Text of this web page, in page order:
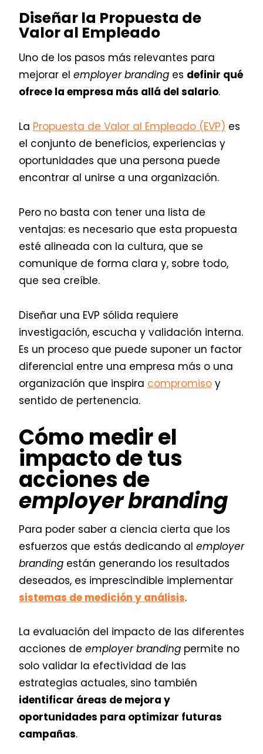
Diseñar la Propuesta de
Valor al Empleado
Uno de los pasos más relevantes para
mejorar el employer branding es definir qué
ofrece la empresa más allá del salario.
La Propuesta de Valor al Empleado (EVP) es
el conjunto de beneficios, experiencias y
oportunidades que una persona puede
encontrar al unirse a una organización.
Pero no basta con tener una lista de
ventajas: es necesario que esta propuesta
esté alineada con la cultura, que se
comunique de forma clara y, sobre todo,
que sea creíble.
Diseñar una EVP sólida requiere
investigación, escucha y validación interna.
Es un proceso que puede suponer un factor
diferencial entre una empresa más o una
organización que inspira compromiso y
sentido de pertenencia.
Cómo medir el
impacto de tus
acciones de
employer branding
Para poder saber a ciencia cierta que los
esfuerzos que estás dedicando al employer
branding están generando los resultados
deseados, es imprescindible implementar
sistemas de medición y análisis.
La evaluación del impacto de las diferentes
acciones de employer branding permite no
solo validar la efectividad de las
estrategias actuales, sino también
identificar áreas de mejora y
oportunidades para optimizar futuras
campañas.